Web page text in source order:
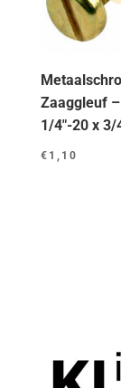
Zaaggleuf –
1/4″-20 x 3/
€ 1,10